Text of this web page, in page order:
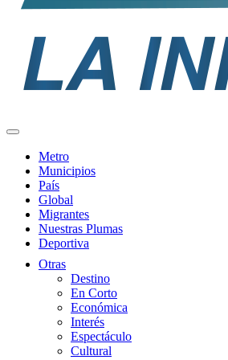
Metro
Municipios
País
Global
Migrantes
Nuestras Plumas
Deportiva
Otras
Destino
En Corto
Económica
Interés
Espectáculo
Cultural